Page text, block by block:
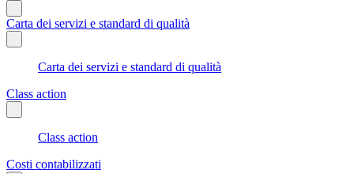
Carta dei servizi e standard di qualità
Carta dei servizi e standard di qualità
Class action
Class action
Costi contabilizzati